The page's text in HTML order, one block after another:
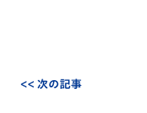
<< 次の記事